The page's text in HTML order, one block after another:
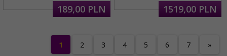
189,00 PLN 1519,00 PLN
1 2 3 4 5 6 7 »